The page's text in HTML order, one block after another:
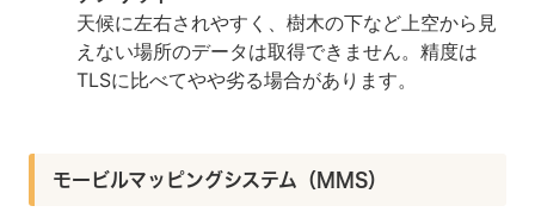
天候に左右されやすく、樹木の下など上空から見
えない場所のデータは取得できません。精度は
TLSに比べてやや劣る場合があります。
モービルマッピングシステム（MMS）